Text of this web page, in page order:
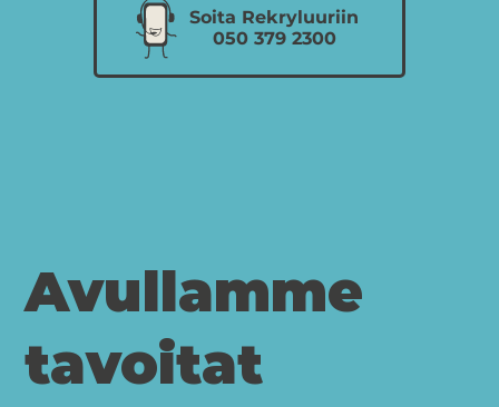
Soita Rekryluuriin
050 379 2300
Avullamme
tavoitat